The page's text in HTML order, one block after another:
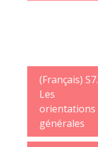
(Français) S7.
Les
orientations
générales